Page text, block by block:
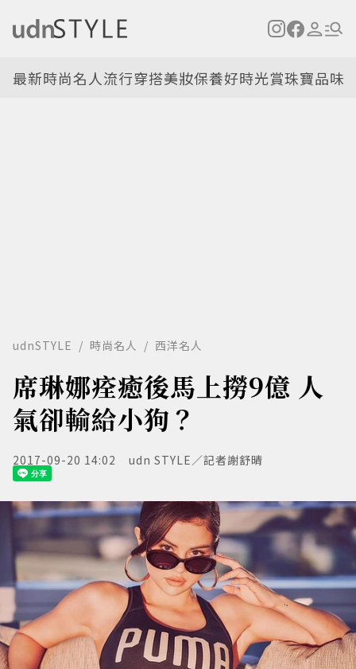
最新時尚名人流行穿搭美妝保養好時光賞珠寶品味
udnSTYLE 時尚名人 西洋名人
席琳娜痊癒後馬上撈9億 人
氣卻輸給小狗？
2017-09-20 14:02 udn STYLE／記者謝舒晴